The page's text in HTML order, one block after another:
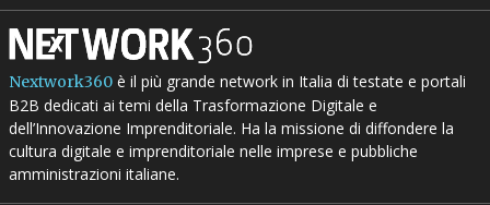
Nextwork360è il più grande network in Italia di testate e portali
B2B dedicati ai temi della Trasformazione Digitale e
dell’Innovazione Imprenditoriale. Ha la missione di diffondere la
cultura digitale e imprenditoriale nelle imprese e pubbliche
amministrazioni italiane.